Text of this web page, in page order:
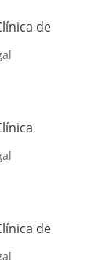
de
de